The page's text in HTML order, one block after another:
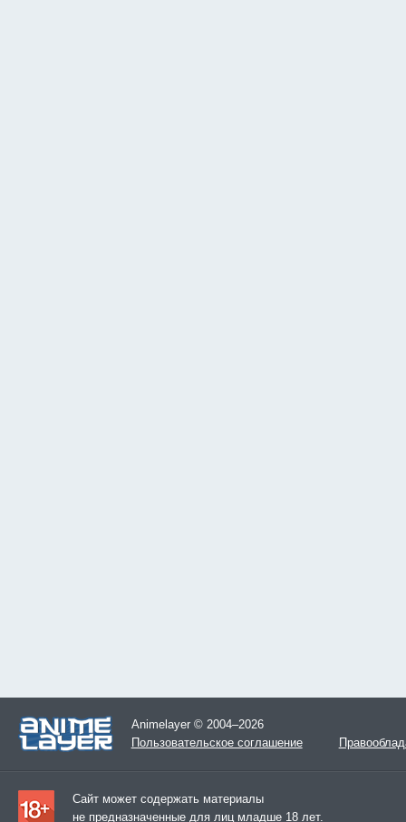
Animelayer © 2004–2026
Пользовательское соглашение
Сайт может содержать материалы
не предназначенные для лиц младше 18 лет.